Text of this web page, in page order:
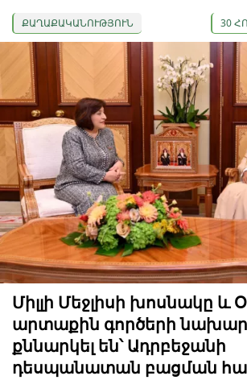
ՔԱՂԱՔԱԿԱՆՈՒԹՅՈՒՆ 30
Միլլի Մեջլիսի խոսնակը և
արտաքին գործերի
քննարկել են՝ Ադրբեջանի
դեսպանատան բացման